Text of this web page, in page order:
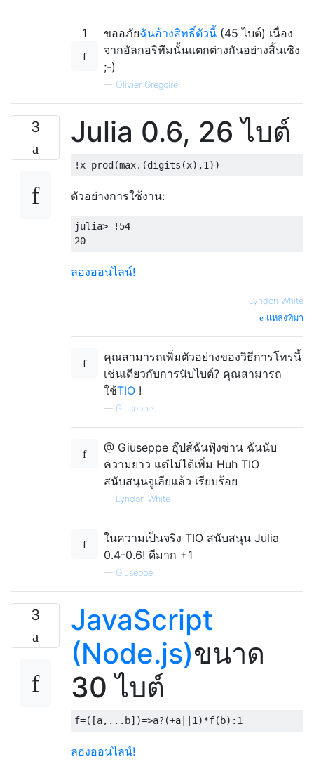
1 ขออภัยฉันอ้างสิทธิ์ตัวนี้ (45 ไบต์) เนื่อง
จากอัลกอริทึมนั้นแตกต่างกันอย่างสิ้นเชิง
;-)
— Olivier Grégoire
3 Julia 0.6, 26 ไบต์
ตัวอย่างการใช้งาน:
julia> !54
ลองออนไลน์!
— Lyndon White
แหล่งที่มา
คุณสามารถเพิ่มตัวอย่างของวิธีการโทรนี้
เช่นเดียวกับการนับไบต์? คุณสามารถ
ใช้TIO !
— Giuseppe
@ Giuseppe อุ๊ปส์ฉันฟุ้งซ่าน ฉันนับ
ความยาว แต่ไม่ได้เพิ่ม Huh TIO
สนับสนุนจูเลียแล้ว เรียบร้อย
— Lyndon White
ในความเป็นจริง TIO สนับสนุน Julia
0.4-0.6! ดีมาก +1
— Giuseppe
3
JavaScript
(Node.js)ขนาด
30 ไบต์
f=([a,... b])=>a?(+a 1 )*f( b): 1
ลองออนไลน์!